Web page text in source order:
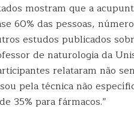
mostram que a
60% das pessoas,
estudos publicados
de naturologia da
relataram não
pela técnica não
35% para fármacos.”